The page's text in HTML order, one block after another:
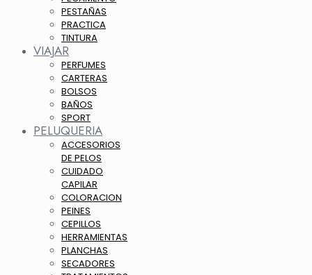
PESTAÑAS
PRACTICA
TINTURA
VIAJAR
PERFUMES
CARTERAS
BOLSOS
BAÑOS
SPORT
PELUQUERIA
ACCESORIOS
DE PELOS
CUIDADO
CAPILAR
COLORACION
PEINES
CEPILLOS
HERRAMIENTAS
PLANCHAS
SECADORES